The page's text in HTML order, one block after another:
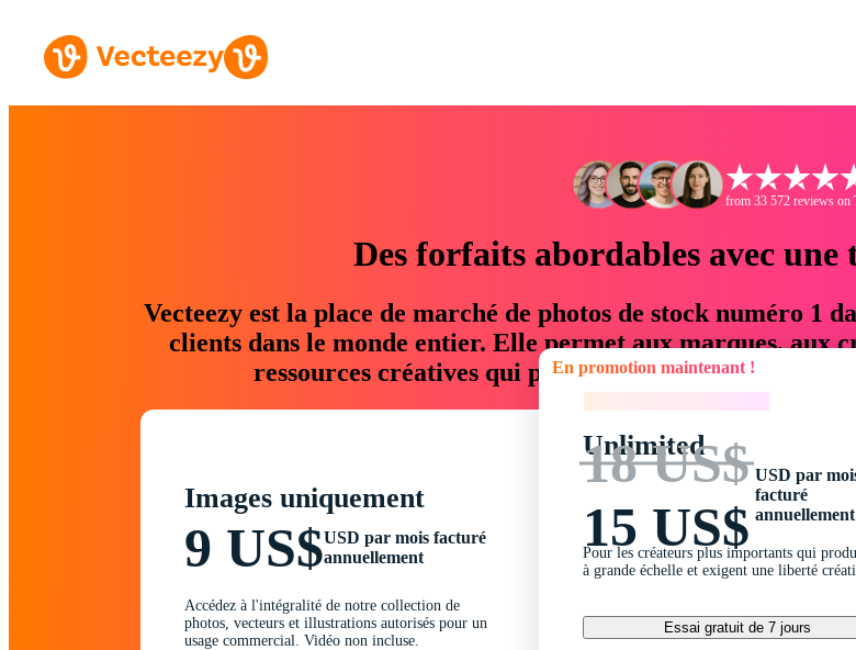
from 33 572 reviews on
Des forfaits abordables avec
Vecteezy est la place de marché de photos de stock numéro 1
clients dans le monde entier. Elle permet aux marques, aux
ressources créatives qui permettent d'économiser
Images uniquement
9 US$USD par mois facturé
annuellement
Accédez à l'intégralité de notre collection de
photos, vecteurs et illustrations autorisés pour un
usage commercial. Vidéo non incluse.
En promotion maintenant !
Unlimited
18 US$
15 US$
USD par
facturé
annuellement
Pour les créateurs plus importants qui
à grande échelle et exigent une liberté
Essai gratuit de 7 jours